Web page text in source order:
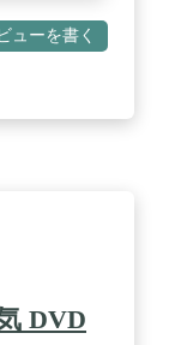
ューを書く
DVD